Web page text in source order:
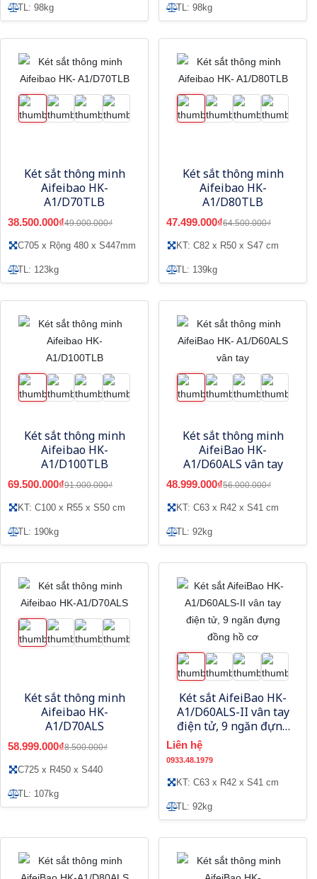
TL: 98kg TL: 98kg
Két sắt thông minh
Aifeibao HK-
A1/D70TLB
38.500.000₫49.000.000₫
C705 x Rộng 480 x S447mm
TL: 123kg
Két sắt thông minh
Aifeibao HK-
A1/D80TLB
47.499.000₫64.500.000₫
KT: C82 x R50 x S47 cm
TL: 139kg
Két sắt thông minh
Aifeibao HK-
A1/D100TLB
69.500.000₫91.000.000₫
KT: C100 x R55 x S50 cm
TL: 190kg
Két sắt thông minh
AifeiBao HK-
A1/D60ALS vân tay
48.999.000₫56.000.000₫
KT: C63 x R42 x S41 cm
TL: 92kg
Két sắt thông minh
Aifeibao HK-
A1/D70ALS
58.999.000₫8.500.000₫
C725 x R450 x S440
TL: 107kg
Két sắt AifeiBao HK-
A1/D60ALS-II vân tay
điện tử, 9 ngăn đựng
Liên hệ
0933.48.1979
KT: C63 x R42 x S41 cm
TL: 92kg